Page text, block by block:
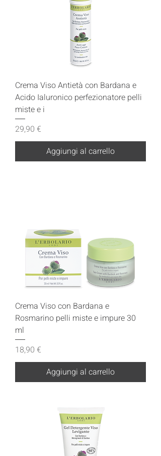
Crema Viso Antietà con Bardana e
Acido Ialuronico perfezionatore pelli
miste e i
Prezzo
29,90 €
Aggiungi al carrello
Crema Viso con Bardana e
Rosmarino pelli miste e impure 30
ml
Prezzo
18,90 €
Aggiungi al carrello